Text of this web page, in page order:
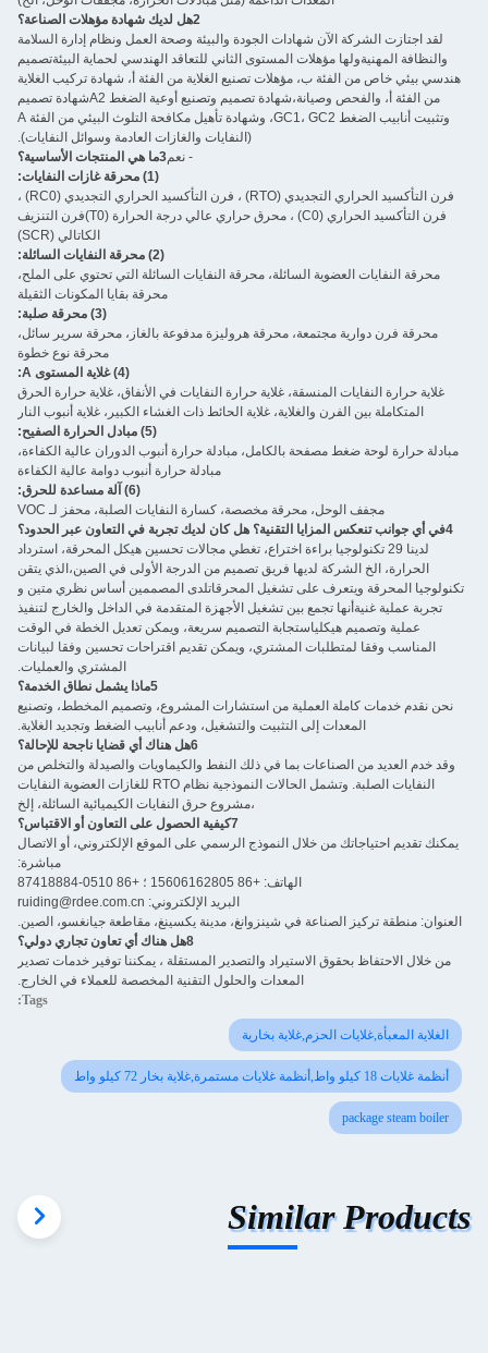
2هل لديك شهادة مؤهلات الصناعة؟
لقد اجتازت الشركة الآن شهادات الجودة والبيئة وصحة العمل ونظام إدارة السلامة
والنظافة المهنيةولها مؤهلات المستوى الثاني للتعاقد الهندسي لحماية البيئةتصميم
هندسي بيئي خاص من الفئة ب، مؤهلات تصنيع الغلاية من الفئة أ، شهادة تركيب الغلاية
من الفئة أ، والفحص وصيانة،شهادة تصميم وتصنيع أوعية الضغط A2شهادة تصميم
وتثبيت أنابيب الضغط GC1، GC2، وشهادة تأهيل مكافحة التلوث البيئي من الفئة A
(النفايات والغازات العادمة وسوائل النفايات).
- نعم3ما هي المنتجات الأساسية؟
(1) محرقة غازات النفايات:
فرن التأكسيد الحراري التجديدي (RTO) ، فرن التأكسيد الحراري التجديدي (RC0) ،
فرن التأكسيد الحراري (C0) ، محرق حراري عالي درجة الحرارة (T0)فرن التنزيف
الكاتالي (SCR)
(2) محرقة النفايات السائلة:
محرقة النفايات العضوية السائلة، محرقة النفايات السائلة التي تحتوي على الملح،
محرقة بقايا المكونات الثقيلة
(3) محرقة صلبة:
محرقة فرن دوارية مجتمعة، محرقة هروليزة مدفوعة بالغاز، محرقة سرير سائل،
محرقة نوع خطوة
(4) غلاية المستوى A:
غلاية حرارة النفايات المنسقة، غلاية حرارة النفايات في الأنفاق، غلاية حرارة الحرق
المتكاملة بين الفرن والغلاية، غلاية الحائط ذات الغشاء الكبير، غلاية أنبوب النار
(5) مبادل الحرارة الصفيح:
مبادلة حرارة لوحة ضغط مصفحة بالكامل، مبادلة حرارة أنبوب الدوران عالية الكفاءة،
مبادلة حرارة أنبوب دوامة عالية الكفاءة
(6) آلة مساعدة للحرق:
مجفف الوحل، محرقة مخصصة، كسارة النفايات الصلبة، محفز لـ VOC
4في أي جوانب تنعكس المزايا التقنية؟ هل كان لديك تجربة في التعاون عبر الحدود؟
لدينا 29 تكنولوجيا براءة اختراع، تغطي مجالات تحسين هيكل المحرقة، استرداد
الحرارة، الخ الشركة لديها فريق تصميم من الدرجة الأولى في الصين،الذي يتقن
تكنولوجيا المحرقة ويتعرف على تشغيل المحرقاتلدى المصممين أساس نظري متين و
تجربة عملية غنيةأنها تجمع بين تشغيل الأجهزة المتقدمة في الداخل والخارج لتنفيذ
عملية وتصميم هيكلياستجابة التصميم سريعة، ويمكن تعديل الخطة في الوقت
المناسب وفقا لمتطلبات المشتري، ويمكن تقديم اقتراحات تحسين وفقا لبيانات
المشتري والعمليات.
5ماذا يشمل نطاق الخدمة؟
نحن نقدم خدمات كاملة العملية من استشارات المشروع، وتصميم المخطط، وتصنيع
المعدات إلى التثبيت والتشغيل، ودعم أنابيب الضغط وتجديد الغلاية.
6هل هناك أي قضايا ناجحة للإحالة؟
وقد خدم العديد من الصناعات بما في ذلك النفط والكيماويات والصيدلة والتخلص من
النفايات الصلبة. وتشمل الحالات النموذجية نظام RTO للغازات العضوية النفايات
،مشروع حرق النفايات الكيميائية السائلة، إلخ
7كيفية الحصول على التعاون أو الاقتباس؟
يمكنك تقديم احتياجاتك من خلال النموذج الرسمي على الموقع الإلكتروني، أو الاتصال
مباشرة:
الهاتف: +86 15606162805 ؛ +86 0510-87418884
البريد الإلكتروني: ruiding@rdee.com.cn
العنوان: منطقة تركيز الصناعة في شينزوانغ، مدينة يكسينغ، مقاطعة جيانغسو، الصين.
8هل هناك أي تعاون تجاري دولي؟
من خلال الاحتفاظ بحقوق الاستيراد والتصدير المستقلة ، يمكننا توفير خدمات تصدير
المعدات والحلول التقنية المخصصة للعملاء في الخارج.
Tags:
الغلاية المعبأة,غلايات الحزم,غلاية بخارية
أنظمة غلايات 18 كيلو واط,أنظمة غلايات مستمرة,غلاية بخار 72 كيلو واط
package steam boiler
Similar Products